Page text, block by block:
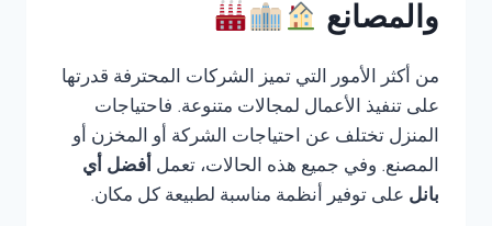
والمصانع
من أكثر الأمور التي تميز الشركات المحترفة قدرتها
على تنفيذ الأعمال لمجالات متنوعة. فاحتياجات
المنزل تختلف عن احتياجات الشركة أو المخزن أو
المصنع. وفي جميع هذه الحالات، تعمل أفضل أي
بانل على توفير أنظمة مناسبة لطبيعة كل مكان.